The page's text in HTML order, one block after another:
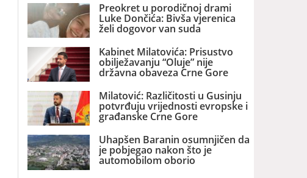
Preokret u porodičnoj drami
Luke Dončića: Bivša vjerenica
želi dogovor van suda
Kabinet Milatovića: Prisustvo
obilježavanju “Oluje” nije
državna obaveza Crne Gore
Milatović: Različitosti u Gusinju
potvrđuju vrijednosti evropske i
građanske Crne Gore
Uhapšen Baranin osumnjičen da
je pobjegao nakon što je
automobilom oborio